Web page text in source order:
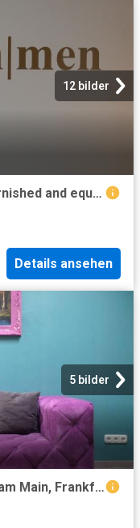
12 bilder
Apartment MAINHATTAN fully furnished and equipted incl. weekly cleaning
Details ansehen
5 bilder
Cozy & pretty home in Frankfurt am Main, Frankfurt Amsterdam Apartments for Rent